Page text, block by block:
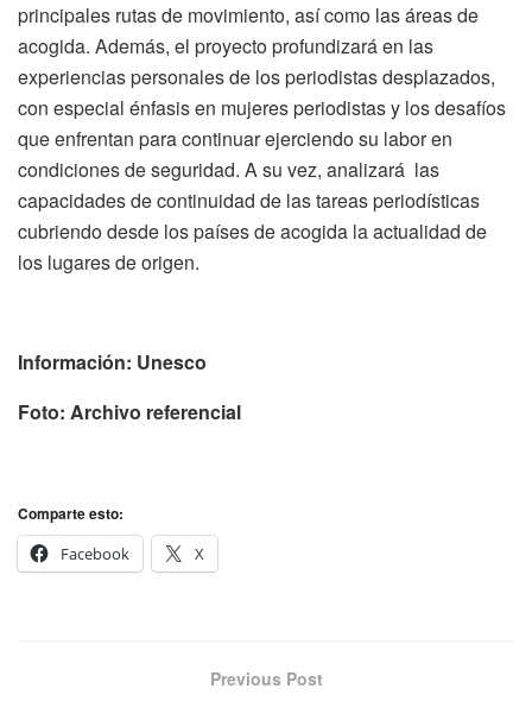
principales rutas de movimiento, así como las áreas de
acogida. Además, el proyecto profundizará en las
experiencias personales de los periodistas desplazados,
con especial énfasis en mujeres periodistas y los desafíos
que enfrentan para continuar ejerciendo su labor en
condiciones de seguridad. A su vez, analizará las
capacidades de continuidad de las tareas periodísticas
cubriendo desde los países de acogida la actualidad de
los lugares de origen.
Información: Unesco
Foto: Archivo referencial
Comparte esto:
Facebook
X
Previous Post